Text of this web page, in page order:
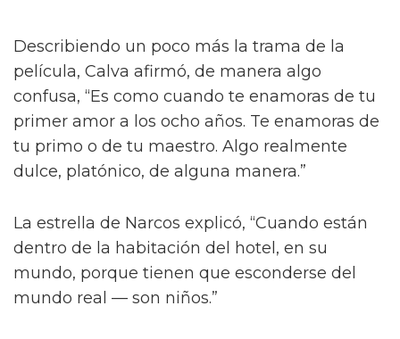
Describiendo un poco más la trama de la
película, Calva afirmó, de manera algo
confusa, “Es como cuando te enamoras de tu
primer amor a los ocho años. Te enamoras de
tu primo o de tu maestro. Algo realmente
dulce, platónico, de alguna manera.”
La estrella de Narcos explicó, “Cuando están
dentro de la habitación del hotel, en su
mundo, porque tienen que esconderse del
mundo real — son niños.”